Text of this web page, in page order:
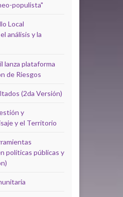
populista"
Local
análisis y la
lanza plataforma
de Riesgos
(2da Versión)
y
y el Territorio
políticas públicas y